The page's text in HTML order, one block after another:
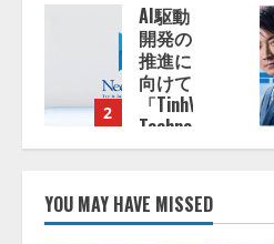
3
藤原竜
也がAI
で組織
の改善
点を見
抜く！
SKYSEA
View
新テレ
YOU MAY HAVE MISSED